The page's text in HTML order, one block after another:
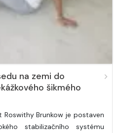
na zemi do
šikmého
Brunkow je postaven
stabilizačního systému